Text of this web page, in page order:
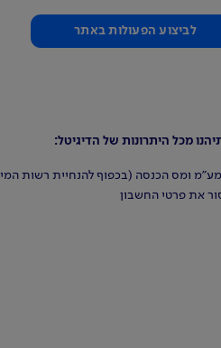
לביצוע הפעולות באתר
מכל היתרונות של הדיגיטל:
ומס הכנסה (בכפוף להנחיית רשות
את פרטי החשבון